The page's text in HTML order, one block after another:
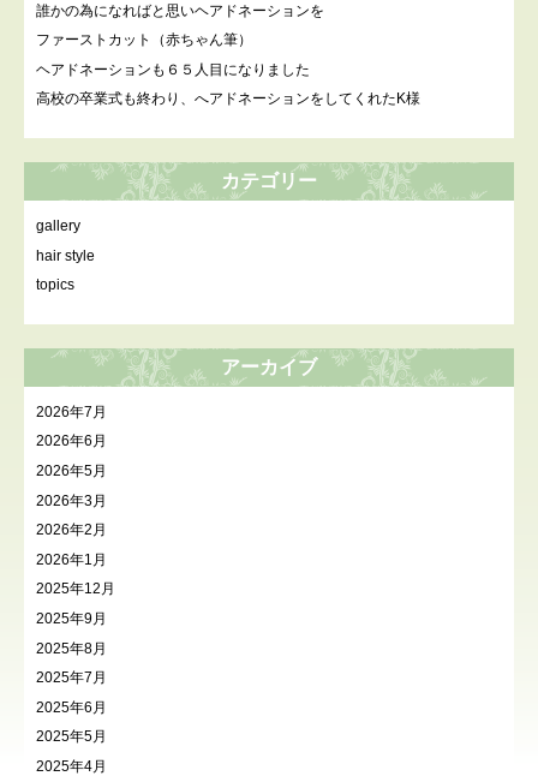
誰かの為になればと思いヘアドネーションを
ファーストカット（赤ちゃん筆）
ヘアドネーションも６５人目になりました
高校の卒業式も終わり、へアドネーションをしてくれたK様
カテゴリー
gallery
hair style
topics
アーカイブ
2026年7月
2026年6月
2026年5月
2026年3月
2026年2月
2026年1月
2025年12月
2025年9月
2025年8月
2025年7月
2025年6月
2025年5月
2025年4月